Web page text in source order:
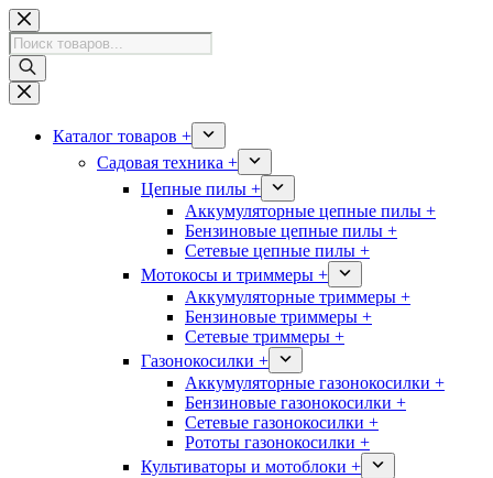
Перейти
к
сути
Поиск
товаров
Каталог товаров +
Садовая техника +
Цепные пилы +
Аккумуляторные цепные пилы +
Бензиновые цепные пилы +
Сетевые цепные пилы +
Мотокосы и триммеры +
Аккумуляторные триммеры +
Бензиновые триммеры +
Сетевые триммеры +
Газонокосилки +
Аккумуляторные газонокосилки +
Бензиновые газонокосилки +
Сетевые газонокосилки +
Рототы газонокосилки +
Культиваторы и мотоблоки +